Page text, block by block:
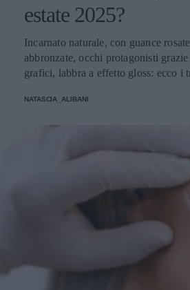
estate 2025?
Incarnato naturale, con guance
abbronzate, occhi protagonisti
grafici, labbra a effetto gloss: ecco i
NATASCIA_ALIBANI